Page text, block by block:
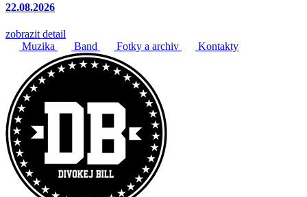
22.08.2026
zobrazit detail
Muzika
Band Fotky a archiv Kontakty